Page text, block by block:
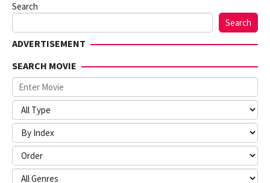
Search
Search
ADVERTISEMENT
SEARCH MOVIE